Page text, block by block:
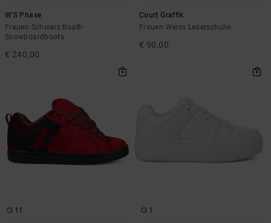
W'S Phase
Frauen Schwarz Boa®-
Snowboardboots
€ 240,00
Court Graffik
Frauen Weiss Lederschuhe
€ 90,00
11 1